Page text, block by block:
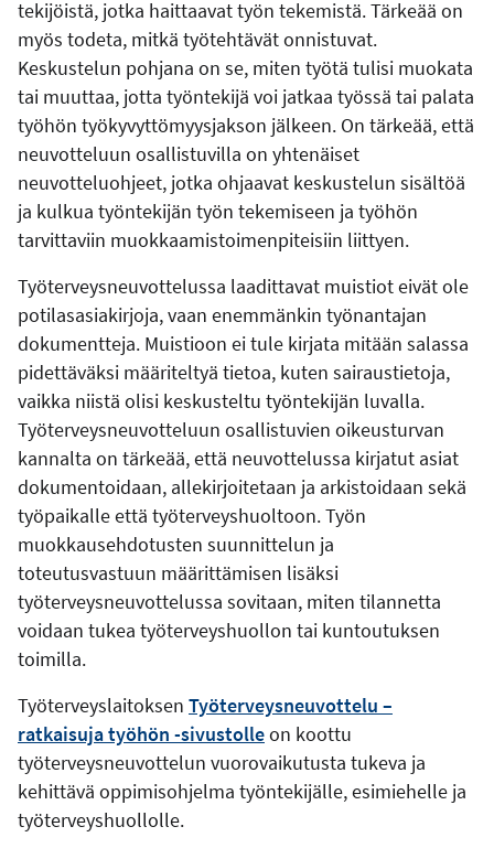
tekijöistä, jotka haittaavat työn tekemistä. Tärkeää on
myös todeta, mitkä työtehtävät onnistuvat.
Keskustelun pohjana on se, miten työtä tulisi muokata
tai muuttaa, jotta työntekijä voi jatkaa työssä tai palata
työhön työkyvyttömyysjakson jälkeen. On tärkeää, että
neuvotteluun osallistuvilla on yhtenäiset
neuvotteluohjeet, jotka ohjaavat keskustelun sisältöä
ja kulkua työntekijän työn tekemiseen ja työhön
tarvittaviin muokkaamistoimenpiteisiin liittyen.
Työterveysneuvottelussa laadittavat muistiot eivät ole
potilasasiakirjoja, vaan enemmänkin työnantajan
dokumentteja. Muistioon ei tule kirjata mitään salassa
pidettäväksi määriteltyä tietoa, kuten sairaustietoja,
vaikka niistä olisi keskusteltu työntekijän luvalla.
Työterveysneuvotteluun osallistuvien oikeusturvan
kannalta on tärkeää, että neuvottelussa kirjatut asiat
dokumentoidaan, allekirjoitetaan ja arkistoidaan sekä
työpaikalle että työterveyshuoltoon. Työn
muokkausehdotusten suunnittelun ja
toteutusvastuun määrittämisen lisäksi
työterveysneuvottelussa sovitaan, miten tilannetta
voidaan tukea työterveyshuollon tai kuntoutuksen
toimilla.
Työterveyslaitoksen Työterveysneuvottelu –
ratkaisuja työhön -sivustolleon koottu
työterveysneuvottelun vuorovaikutusta tukeva ja
kehittävä oppimisohjelma työntekijälle, esimiehelle ja
työterveyshuollolle.